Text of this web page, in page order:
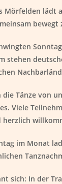
Mörfelden lädt
bewegt
stehen
Tänze von
Viele
herzlich
im Monat
sich: In der